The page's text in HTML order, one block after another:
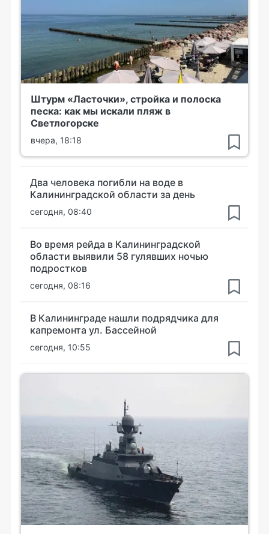
Штурм «Ласточки», стройка и полоска
песка: как мы искали пляж в
Светлогорске
вчера, 18:18
Два человека погибли на воде в
Калининградской области за день
сегодня, 08:40
Во время рейда в Калининградской
области выявили 58 гулявших ночью
подростков
сегодня, 08:16
В Калининграде нашли подрядчика для
капремонта ул. Бассейной
сегодня, 10:55